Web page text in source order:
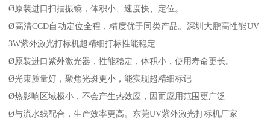
Ø原装进口扫描振镜，体积小、速度快、定位。
Ø高清CCD自动定位全程，精度优于同类产品。深圳大鹏高性能UV-
3W紫外激光打标机超精细打标性能稳定
Ø原装进口紫外激光器，性能稳定，体积小，使用寿命更长。
Ø光束质量好，聚焦光斑更小，能实现超精细标记
Ø热影响区域极小，不会产生热效应，因而应用范围更广泛
Ø与流水线配合，生产效率更高。东莞UV紫外激光打标机厂家